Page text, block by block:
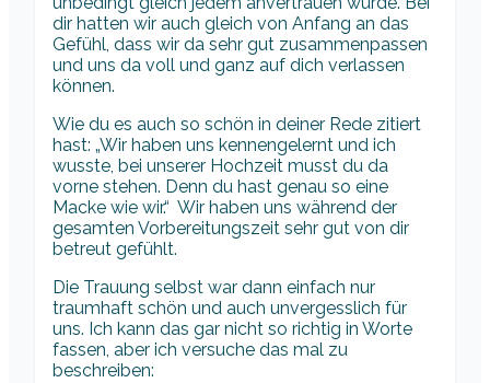
dir hatten wir auch gleich von Anfang an das
Gefühl, dass wir da sehr gut zusammenpassen
und uns da voll und ganz auf dich verlassen
können.
Wie du es auch so schön in deiner Rede zitiert
hast: „Wir haben uns kennengelernt und ich
wusste, bei unserer Hochzeit musst du da
vorne stehen. Denn du hast genau so eine
Macke wie wir.“ Wir haben uns während der
gesamten Vorbereitungszeit sehr gut von dir
betreut gefühlt.
Die Trauung selbst war dann einfach nur
traumhaft schön und auch unvergesslich für
uns. Ich kann das gar nicht so richtig in Worte
fassen, aber ich versuche das mal zu
beschreiben: